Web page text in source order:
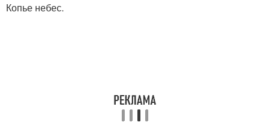
Копье небес.